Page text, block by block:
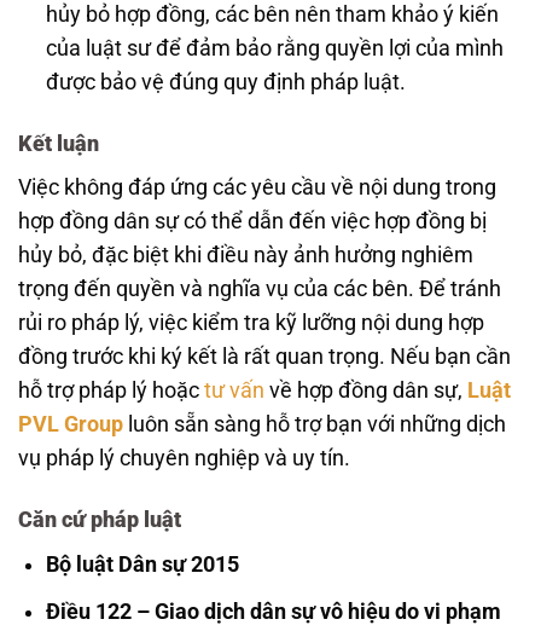
hủy bỏ hợp đồng, các bên nên tham khảo ý kiến
của luật sư để đảm bảo rằng quyền lợi của mình
được bảo vệ đúng quy định pháp luật.
Kết luận
Việc không đáp ứng các yêu cầu về nội dung trong
hợp đồng dân sự có thể dẫn đến việc hợp đồng bị
hủy bỏ, đặc biệt khi điều này ảnh hưởng nghiêm
trọng đến quyền và nghĩa vụ của các bên. Để tránh
rủi ro pháp lý, việc kiểm tra kỹ lưỡng nội dung hợp
đồng trước khi ký kết là rất quan trọng. Nếu bạn cần
hỗ trợ pháp lý hoặc tư vấn về hợp đồng dân sự, Luật
PVL Group luôn sẵn sàng hỗ trợ bạn với những dịch
vụ pháp lý chuyên nghiệp và uy tín.
Căn cứ pháp luật
Bộ luật Dân sự 2015
Điều 122 – Giao dịch dân sự vô hiệu do vi phạm